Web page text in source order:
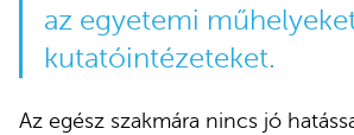
az egyetemi
kutatóintézeteket.
Az egész szakmára nincs jó